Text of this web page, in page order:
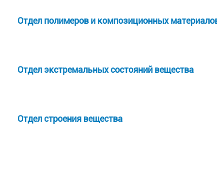
Отдел полимеров и композиционных
Отдел экстремальных состояний вещества
Отдел строения вещества